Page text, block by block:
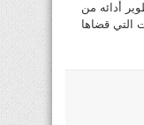
أدائه من
التي قضاها